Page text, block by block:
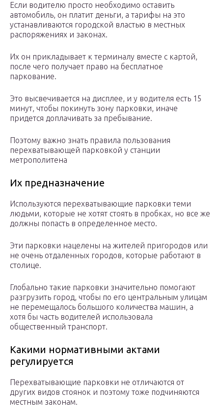
Если водителю просто необходимо оставить
автомобиль, он платит деньги, а тарифы на это
устанавливаются городской властью в местных
распоряжениях и законах.
Их он прикладывает к терминалу вместе с картой,
после чего получает право на бесплатное
паркование.
Это высвечивается на дисплее, и у водителя есть 15
минут, чтобы покинуть зону парковки, иначе
придется доплачивать за пребывание.
Поэтому важно знать правила пользования
перехватывающей парковкой у станции
метрополитена
Их предназначение
Используются перехватывающие парковки теми
людьми, которые не хотят стоять в пробках, но все же
должны попасть в определенное место.
Эти парковки нацелены на жителей пригородов или
не очень отдаленных городов, которые работают в
столице.
Глобально такие парковки значительно помогают
разгрузить город, чтобы по его центральным улицам
не перемещалось большого количества машин, а
хотя бы часть водителей использовала
общественный транспорт.
Какими нормативными актами
регулируется
Перехватывающие парковки не отличаются от
других видов стоянок и поэтому тоже подчиняются
местным законам.